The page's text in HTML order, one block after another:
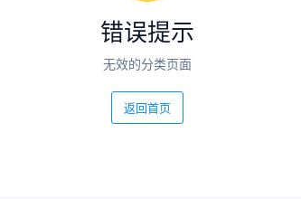
错误提示
无效的分类页面
返回首页